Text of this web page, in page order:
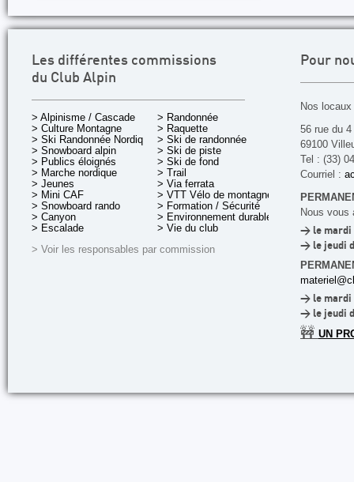
Les différentes commissions
du Club Alpin
> Alpinisme / Cascade
> Culture Montagne
> Ski Randonnée Nordique
> Snowboard alpin
> Publics éloignés
> Marche nordique
> Jeunes
> Mini CAF
> Snowboard rando
> Canyon
> Escalade
> Randonnée
> Raquette
> Ski de randonnée
> Ski de piste
> Ski de fond
> Trail
> Via ferrata
> VTT Vélo de montagne
> Formation / Sécurité
> Environnement durable
> Vie du club
> Voir les responsables par commission
Pour
Nos
56 rue du
69100
Tel : (33)
Courriel :
Nous vous
> le mardi
> le jeudi
> le mardi
> le jeudi
🚧 UN